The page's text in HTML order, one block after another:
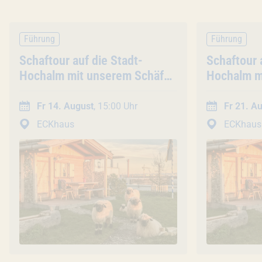
Führung
Veranstaltung
Schaftour auf die Stadt-
Hochalm mit unserem Schäfer
Fr 14. August, 15:00 Uhr
ECKhaus
Führung
Schaftour
Hochalm
Fr 21.
ECKhaus